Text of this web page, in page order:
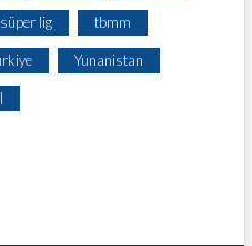
süper lig tbmm
Yunanistan